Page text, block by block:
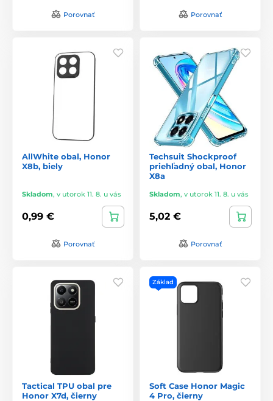
Porovnať Porovnať
AllWhite obal, Honor
X8b, biely
Skladom, v utorok 11. 8. u vás
0,99 €
Porovnať
Techsuit Shockproof
priehľadný obal, Honor
X8a
Skladom, v utorok 11. 8. u vás
5,02 €
Porovnať
Tactical TPU obal pre
Honor X7d, čierny
Základ
Soft Case Honor Magic
4 Pro, čierny